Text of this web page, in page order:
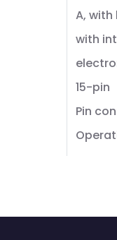
A, with
with
15-pin
Pin